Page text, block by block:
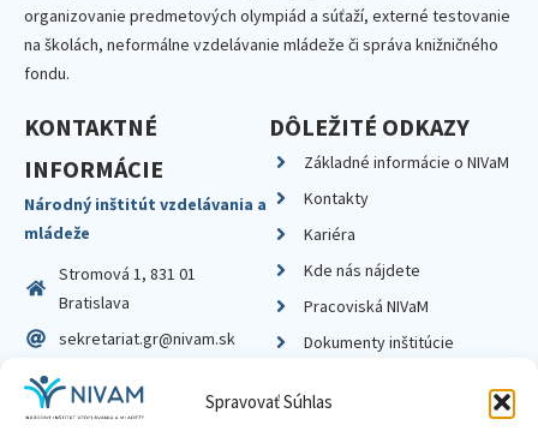
Spravovať Súhlas
organizovanie predmetových olympiád a súťaží, externé testovanie
na školách, neformálne vzdelávanie mládeže či správa knižničného
fondu.
KONTAKTNÉ
INFORMÁCIE
Národný inštitút vzdelávania a
mládeže
Stromová 1, 831 01
Bratislava
sekretariat.gr@nivam.sk
IČO: 00164348
DIČ: 2020798714
DÔLEŽITÉ ODKAZY
Základné informácie o NIVaM
Kontakty
Kariéra
Kde nás nájdete
Pracoviská NIVaM
Dokumenty inštitúcie